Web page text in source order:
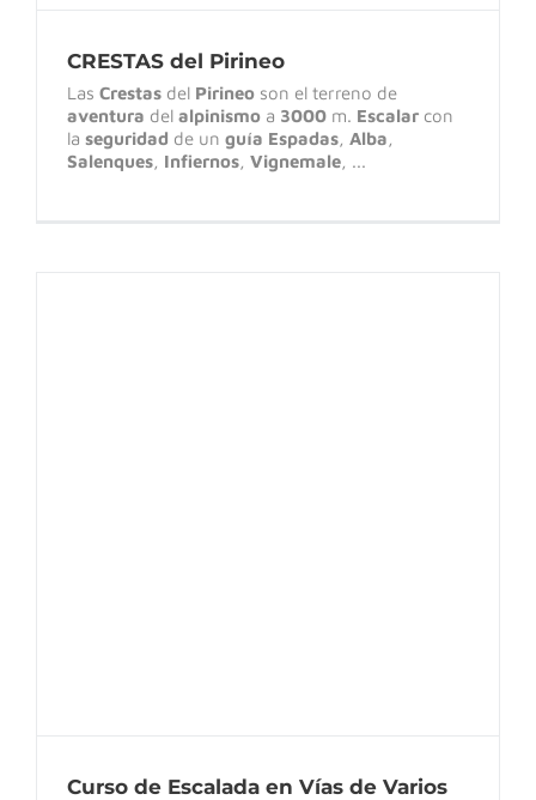
CRESTAS del Pirineo
Las Crestas del Pirineo son el terreno de
aventura del alpinismo a 3000 m. Escalar con
la seguridad de un guía Espadas, Alba,
Salenques, Infiernos, Vignemale, ...
Curso de Escalada en Vías de Varios